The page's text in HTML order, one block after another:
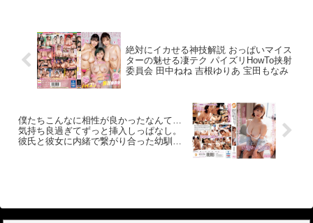
絶対にイカせる神技解説 おっぱいマイス
ターの魅せる凄テク パイズリHowTo挟射
委員会 田中ねね 吉根ゆりあ 宝田もなみ
僕たちこんなに相性が良かったなんて…
気持ち良過ぎてずっと挿入しっぱなし。
彼氏と彼女に内緒で繋がり合った幼馴染